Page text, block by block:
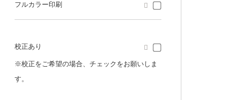
フルカラー印刷 
校正あり 
※校正をご希望の場合、チェックをお願いしま
す。